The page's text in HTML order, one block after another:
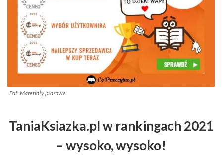
Fot. Materiały prasowe
TaniaKsiazka.pl w rankingach 2021
– wysoko, wysoko!